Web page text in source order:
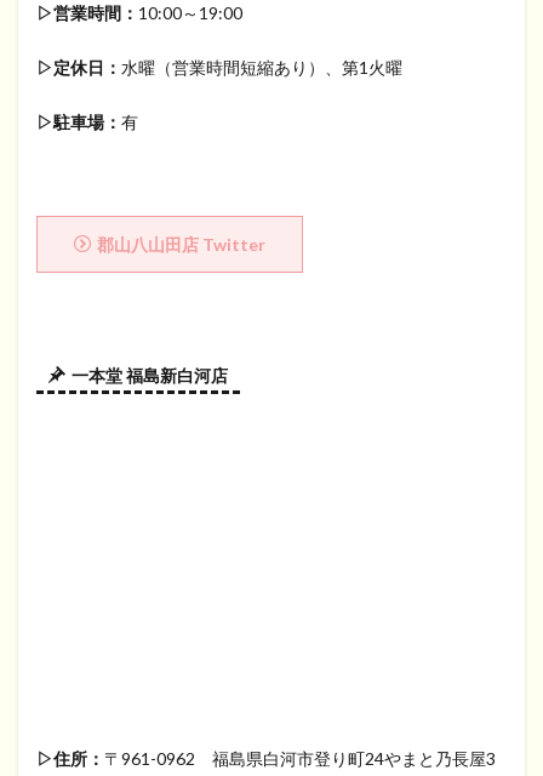
▷営業時間： 10:00～19:00
▷定休日： 水曜（営業時間短縮あり）、第1火曜
▷駐車場： 有
郡山八山田店 Twitter
一本堂 福島新白河店
▷住所： 〒961-0962 福島県白河市登り町24やまと乃長屋3